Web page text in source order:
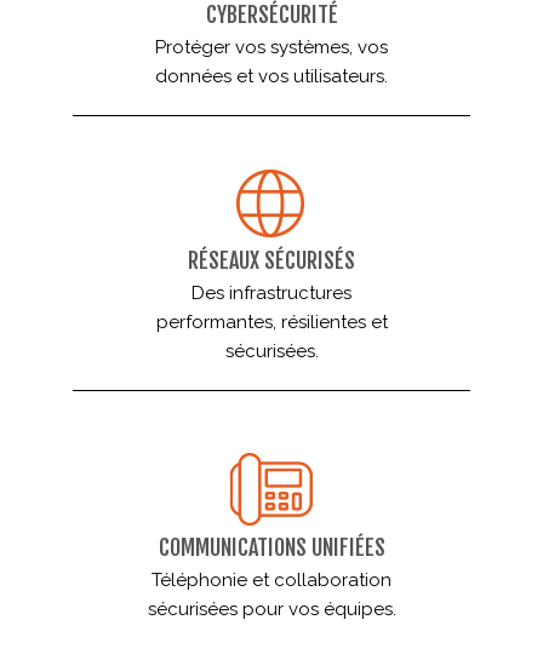
CYBERSÉCURITÉ
Protéger vos systèmes, vos
données et vos utilisateurs.
RÉSEAUX SÉCURISÉS
Des infrastructures
performantes, résilientes et
sécurisées.
COMMUNICATIONS UNIFIÉES
Téléphonie et collaboration
sécurisées pour vos équipes.